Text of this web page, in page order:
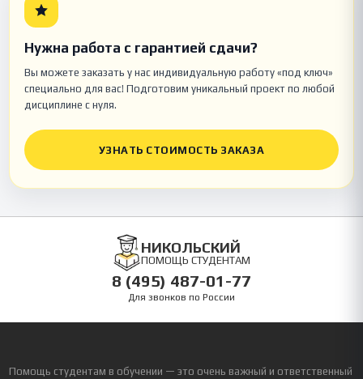
Нужна работа с гарантией сдачи?
Вы можете заказать у нас индивидуальную работу «под ключ»
специально для вас! Подготовим уникальный проект по любой
дисциплине с нуля.
УЗНАТЬ СТОИМОСТЬ ЗАКАЗА
НИКОЛЬСКИЙ
ПОМОЩЬ СТУДЕНТАМ
8 (495) 487-01-77
Для звонков по России
Помощь студентам в обучении — это очень важный и ответственный